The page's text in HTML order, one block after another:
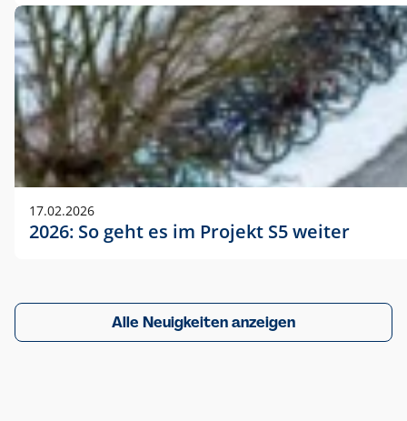
17.02.2026
2026: So geht es im Projekt S5 weiter
Alle Neuigkeiten anzeigen